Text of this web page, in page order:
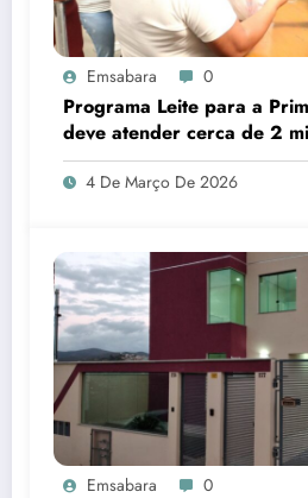
Emsabara 0
Programa Leite para a
deve atender cerca de 2
Sabará
4 De Março De 2026
Emsabara 0